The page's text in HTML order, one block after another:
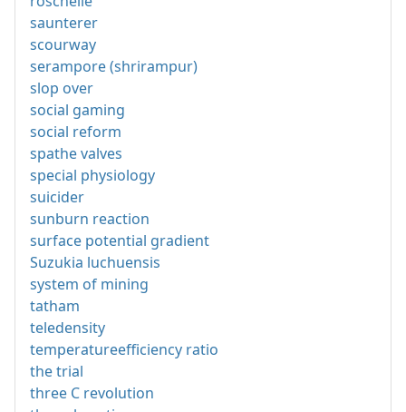
saunterer
scourway
serampore (shrirampur)
slop over
social gaming
social reform
spathe valves
special physiology
suicider
sunburn reaction
surface potential gradient
Suzukia luchuensis
system of mining
tatham
teledensity
temperatureefficiency ratio
the trial
three C revolution